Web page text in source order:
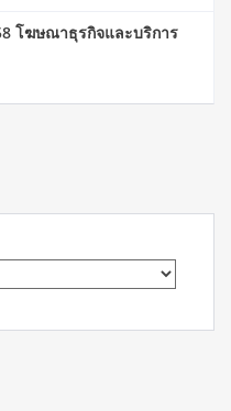
โฆษณาธุรกิจและบริการ